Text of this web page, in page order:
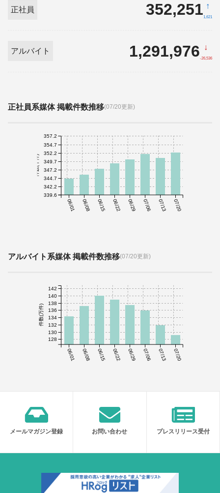
正社員 352,251 ↑
1,621
アルバイト 1,291,976 ↓
-26,536
正社員系媒体 掲載件数推移(07/20更新)
06/01 06/08 06/15 06/22 06/29 07/06 07/13 07/20
件数(千件)
339.6
342.2
344.7
347.2
349.7
352.2
354.7
357.2
アルバイト系媒体 掲載件数推移(07/20更新)
06/01 06/08 06/15 06/22 06/29 07/06 07/13 07/20
件数(万件)
128
130
132
134
136
138
140
142
メールマガジン登録 お問い合わせ プレスリリース受付